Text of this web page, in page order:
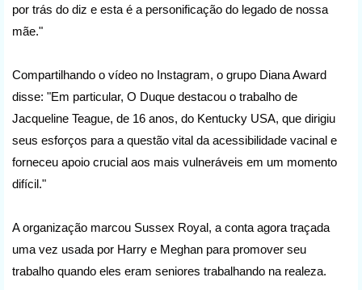
por trás do diz e esta é a personificação do legado de nossa
mãe."
Compartilhando o vídeo no Instagram, o grupo Diana Award
disse: "Em particular, O Duque destacou o trabalho de
Jacqueline Teague, de 16 anos, do Kentucky USA, que dirigiu
seus esforços para a questão vital da acessibilidade vacinal e
forneceu apoio crucial aos mais vulneráveis em um momento
difícil."
A organização marcou Sussex Royal, a conta agora traçada
uma vez usada por Harry e Meghan para promover seu
trabalho quando eles eram seniores trabalhando na realeza.